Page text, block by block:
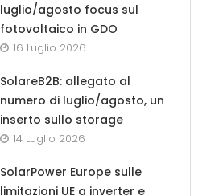
luglio/agosto focus sul
fotovoltaico in GDO
16 Luglio 2026
SolareB2B: allegato al
numero di luglio/agosto, un
inserto sullo storage
14 Luglio 2026
SolarPower Europe sulle
limitazioni UE a inverter e